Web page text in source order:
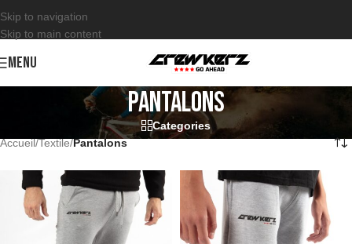
Skip to navigation
Skip to main content
MENU
Pantalons
Categories
Accueil/Textile/Pantalons